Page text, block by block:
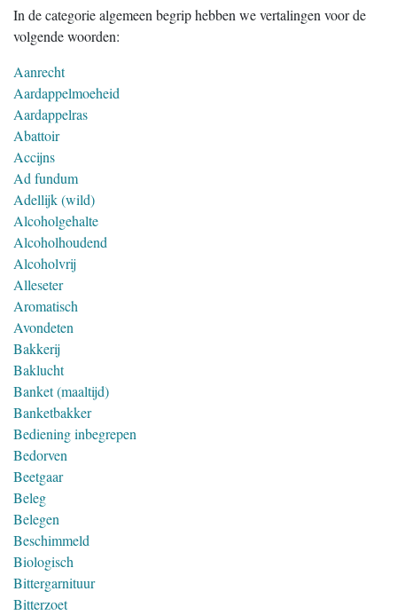
In de categorie algemeen begrip hebben we vertalingen voor de
volgende woorden:
Aanrecht
Aardappelmoeheid
Aardappelras
Abattoir
Accijns
Ad fundum
Adellijk (wild)
Alcoholgehalte
Alcoholhoudend
Alcoholvrij
Alleseter
Aromatisch
Avondeten
Bakkerij
Baklucht
Banket (maaltijd)
Banketbakker
Bediening inbegrepen
Bedorven
Beetgaar
Beleg
Belegen
Beschimmeld
Biologisch
Bittergarnituur
Bitterzoet